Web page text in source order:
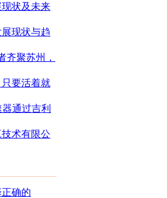
状及未来
现状与趋
齐聚苏州，
要活着就
通过吉利
术有限公
确的